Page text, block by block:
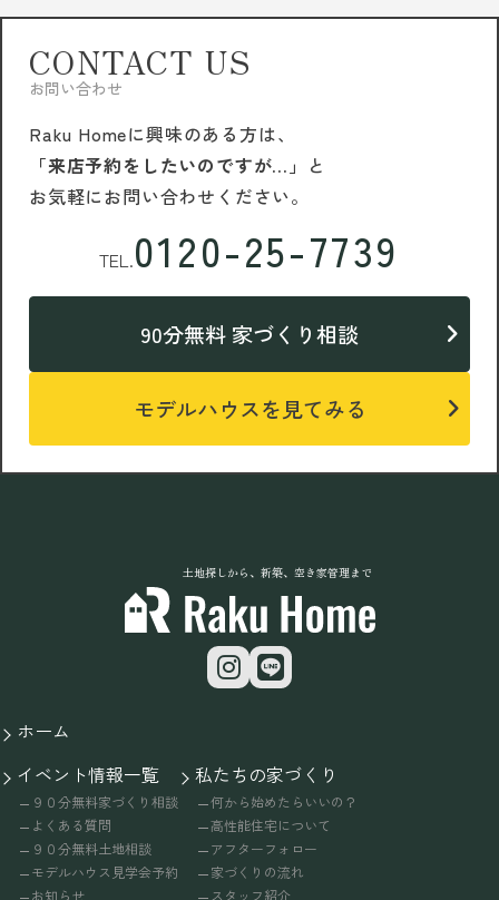
CONTACT US
お問い合わせ
Raku Homeに興味のある方は、
「来店予約をしたいのですが…」 と
お気軽にお問い合わせください。
TEL.0120-25-7739
90分無料 家づくり相談
モデルハウスを見てみる
土地探しから、新築、空き家管理まで
ホーム
イベント情報一覧
９０分無料家づくり相談
よくある質問
９０分無料土地相談
モデルハウス見学会予約
お知らせ
私たちの家づくり
何から始めたらいいの？
高性能住宅について
アフターフォロー
家づくりの流れ
スタッフ紹介